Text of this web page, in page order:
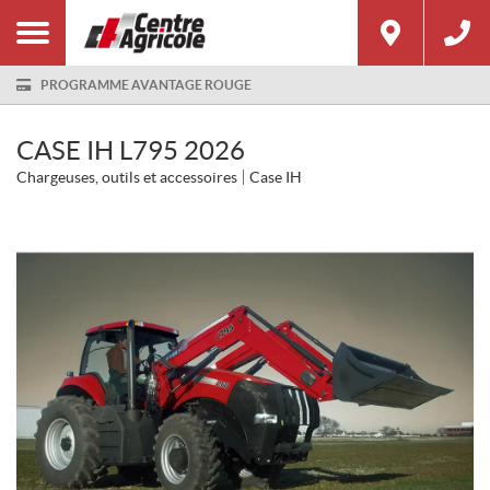
PROGRAMME AVANTAGE ROUGE
CASE IH L795 2026
Chargeuses, outils et accessoires Case IH